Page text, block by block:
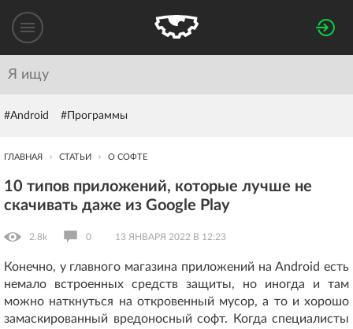
#Android #Программы
ГЛАВНАЯ СТАТЬИ О СОФТЕ
10 типов приложений, которые лучше не
скачивать даже из Google Play
2.8k 0 13 ЯНВАРЯ 2022 В 12:23
Конечно, у главного магазина приложений на Android есть
немало встроенных средств защиты, но иногда и там
можно наткнуться на откровенный мусор, а то и хорошо
замаскированный вредоносный софт. Когда специалисты